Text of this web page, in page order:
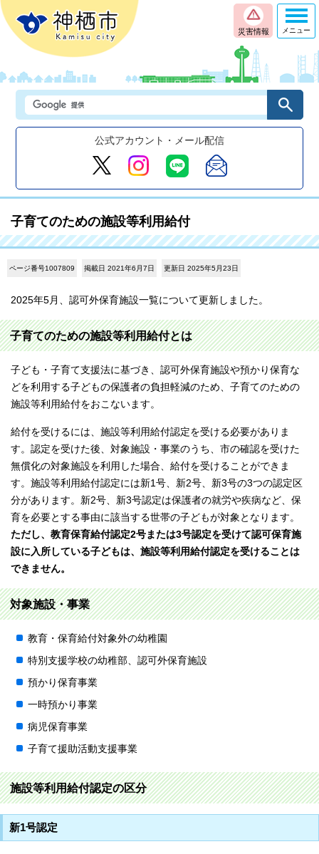
災害情報
公式アカウント・メール配信
メニュー
子育てのための施設等利用給付
ページ番号1007809 掲載日 2021年6月7日 更新日 2025年5月23日
2025年5月、認可外保育施設一覧について更新しました。
子育てのための施設等利用給付とは
子ども・子育て支援法に基づき、認可外保育施設や預かり保育な
どを利用する子どもの保護者の負担軽減のため、子育てのための
施設等利用給付をおこないます。
給付を受けるには、施設等利用給付認定を受ける必要がありま
す。認定を受けた後、対象施設・事業のうち、市の確認を受けた
無償化の対象施設を利用した場合、給付を受けることができま
す。施設等利用給付認定には新1号、新2号、新3号の3つの認定区
分があります。新2号、新3号認定は保護者の就労や疾病など、保
育を必要とする事由に該当する世帯の子どもが対象となります。
ただし、教育保育給付認定2号または3号認定を受けて認可保育施
設に入所している子どもは、施設等利用給付認定を受けることは
できません。
対象施設・事業
教育・保育給付対象外の幼稚園
特別支援学校の幼稚部、認可外保育施設
預かり保育事業
一時預かり事業
病児保育事業
子育て援助活動支援事業
施設等利用給付認定の区分
新1号認定